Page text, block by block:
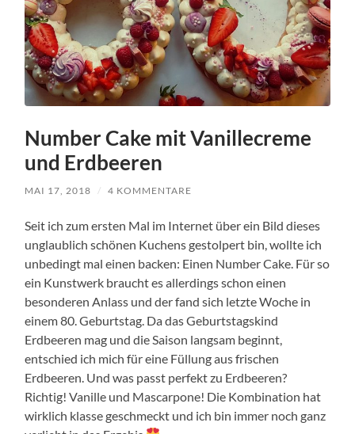
Number Cake mit Vanillecreme
und Erdbeeren
MAI 17, 2018 / 4 KOMMENTARE
Seit ich zum ersten Mal im Internet über ein Bild dieses
unglaublich schönen Kuchens gestolpert bin, wollte ich
unbedingt mal einen backen: Einen Number Cake. Für so
ein Kunstwerk braucht es allerdings schon einen
besonderen Anlass und der fand sich letzte Woche in
einem 80. Geburtstag. Da das Geburtstagskind
Erdbeeren mag und die Saison langsam beginnt,
entschied ich mich für eine Füllung aus frischen
Erdbeeren. Und was passt perfekt zu Erdbeeren?
Richtig! Vanille und Mascarpone! Die Kombination hat
wirklich klasse geschmeckt und ich bin immer noch ganz